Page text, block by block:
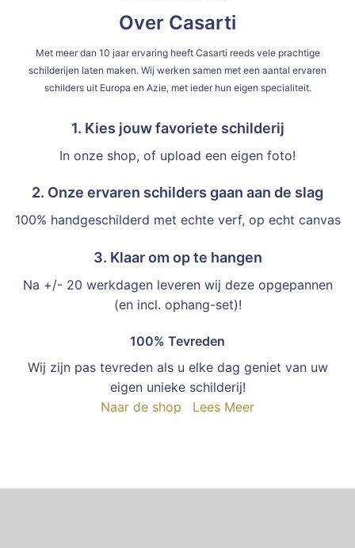
Over Casarti
Met meer dan 10 jaar ervaring heeft Casarti reeds vele prachtige
schilderijen laten maken. Wij werken samen met een aantal ervaren
schilders uit Europa en Azie, met ieder hun eigen specialiteit.
1. Kies jouw favoriete schilderij
In onze shop, of upload een eigen foto!
2. Onze ervaren schilders gaan aan de slag
100% handgeschilderd met echte verf, op echt canvas
3. Klaar om op te hangen
Na +/- 20 werkdagen leveren wij deze opgepannen
(en incl. ophang-set)!
100% Tevreden
Wij zijn pas tevreden als u elke dag geniet van uw
eigen unieke schilderij!
Naar de shop
Lees Meer